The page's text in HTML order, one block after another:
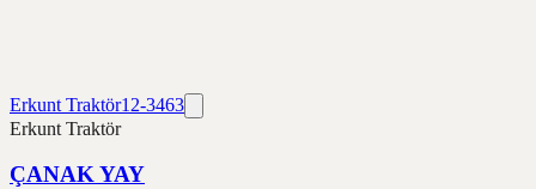
Erkunt Traktör12-3463
Erkunt Traktör
ÇANAK YAY